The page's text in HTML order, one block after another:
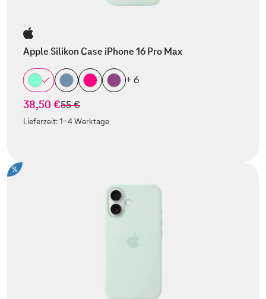
Apple Silikon Case iPhone 16 Pro Max
+ 6
38,50 €statt
55 €
Lieferzeit:1-4 Werktage
%